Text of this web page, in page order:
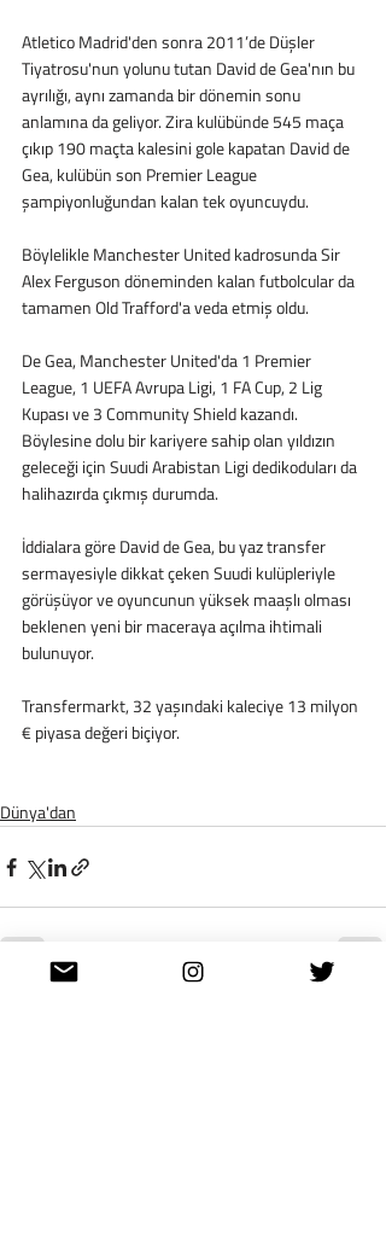
Atletico Madrid'den sonra 2011’de Düşler
Tiyatrosu'nun yolunu tutan David de Gea'nın bu
ayrılığı, aynı zamanda bir dönemin sonu
anlamına da geliyor. Zira kulübünde 545 maça
çıkıp 190 maçta kalesini gole kapatan David de
Gea, kulübün son Premier League
şampiyonluğundan kalan tek oyuncuydu.
Böylelikle Manchester United kadrosunda Sir
Alex Ferguson döneminden kalan futbolcular da
tamamen Old Trafford'a veda etmiş oldu.
De Gea, Manchester United'da 1 Premier
League, 1 UEFA Avrupa Ligi, 1 FA Cup, 2 Lig
Kupası ve 3 Community Shield kazandı.
Böylesine dolu bir kariyere sahip olan yıldızın
geleceği için Suudi Arabistan Ligi dedikoduları da
halihazırda çıkmış durumda.
İddialara göre David de Gea, bu yaz transfer
sermayesiyle dikkat çeken Suudi kulüpleriyle
görüşüyor ve oyuncunun yüksek maaşlı olması
beklenen yeni bir maceraya açılma ihtimali
bulunuyor.
Transfermarkt, 32 yaşındaki kaleciye 13 milyon
€ piyasa değeri biçiyor.
Dünya'dan